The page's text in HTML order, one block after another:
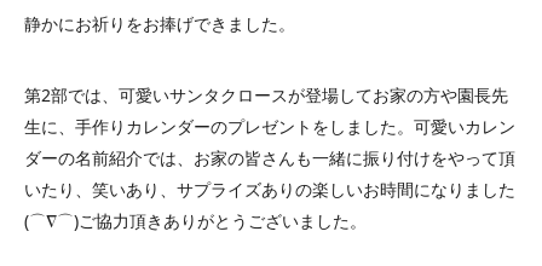
静かにお祈りをお捧げできました。
第2部では、可愛いサンタクロースが登場してお家の方や園長先
生に、手作りカレンダーのプレゼントをしました。可愛いカレン
ダーの名前紹介では、お家の皆さんも一緒に振り付けをやって頂
いたり、笑いあり、サプライズありの楽しいお時間になりました
(⌒∇⌒)ご協力頂きありがとうございました。